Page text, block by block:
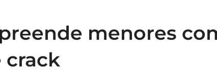
menores
crack